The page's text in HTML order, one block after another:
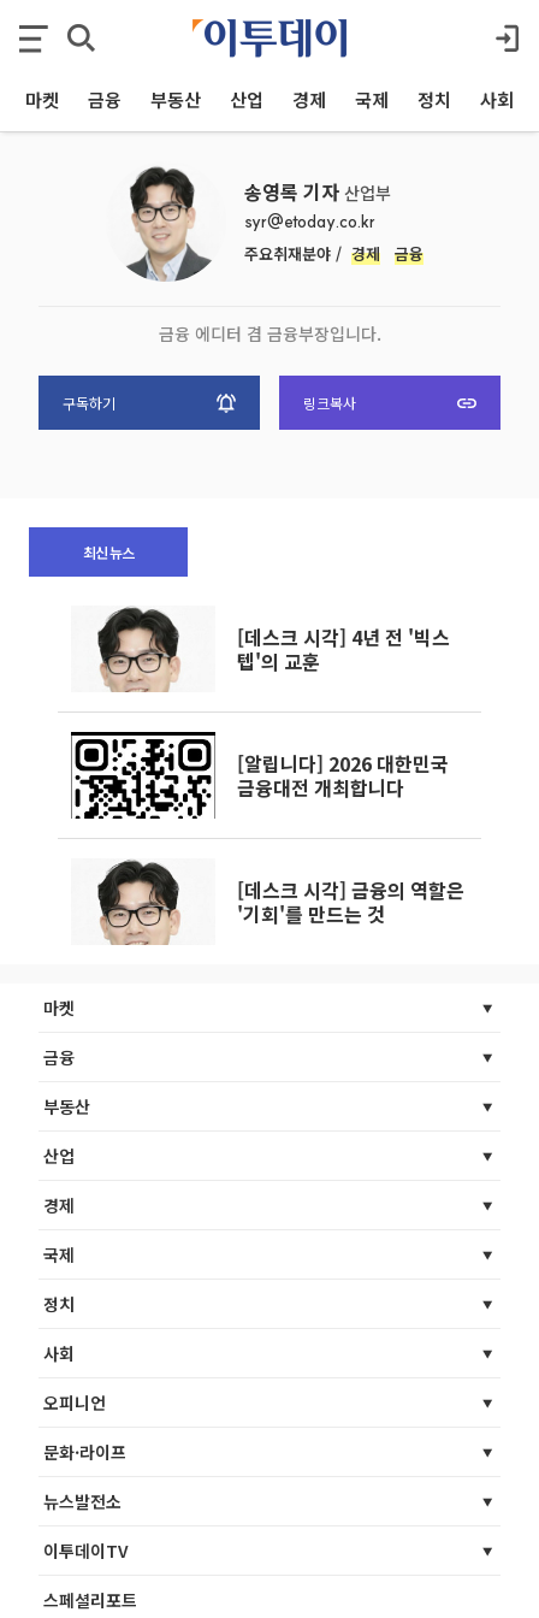
마켓 금융 부동산 산업 경제 국제 정치 사회
송영록 기자 산업부
syr@etoday.co.kr
주요취재분야 / 경제 금융
금융 에디터 겸 금융부장입니다.
구독하기 링크복사
최신 뉴스
[데스크 시각] 4년 전 '빅스
텝'의 교훈
[알립니다] 2026 대한민국
금융대전 개최합니다
[데스크 시각] 금융의 역할은
'기회'를 만드는 것
마켓
금융
부동산
산업
경제
국제
정치
사회
오피니언
문화·라이프
뉴스발전소
이투데이TV
스페셜리포트